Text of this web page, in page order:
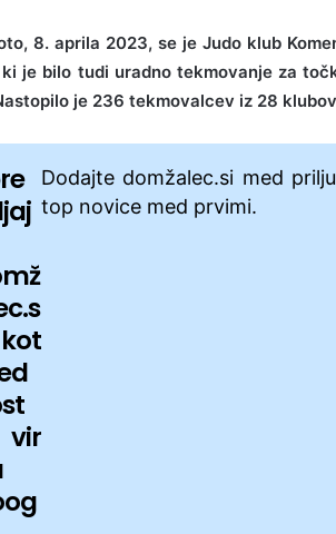
8. aprila 2023, se je Judo klub
je bilo tudi uradno tekmovanje za
je 236 tekmovalcev iz 28
Dodajte domžalec.si med
top novice med prvimi.